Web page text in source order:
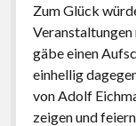
Zum Glück
gäbe einen
einhellig
von Adolf
zeigen und